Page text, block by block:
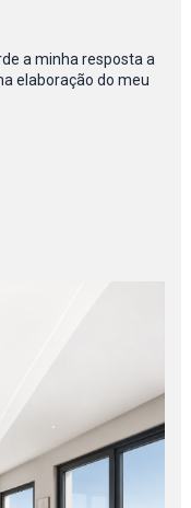
a minha resposta a
elaboração do meu